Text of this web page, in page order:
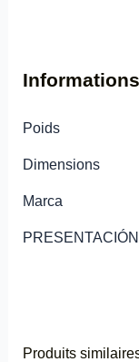
Poids
Dimensions
Marca
PRESENTACIÓN
Produits